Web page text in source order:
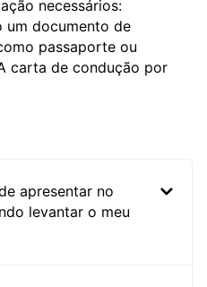
necessários:
um documento de
passaporte ou
carta de condução por
apresentar no
levantar o meu